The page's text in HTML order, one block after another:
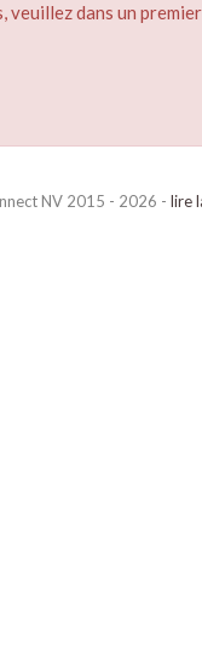
veuillez dans un
NV 2015 - 2026 - lire